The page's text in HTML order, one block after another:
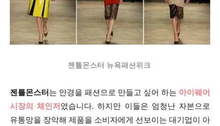
젠틀몬스터 뉴욕패션위크
젠틀몬스터 는 안경을 패션으로 만들고 싶어 하는 아이웨어
시장의 체인저 였습니다. 하지만 이들은 엄청난 자본으로
유통망을 장악해 제품을 소비자에게 선보이는 대기업이 아